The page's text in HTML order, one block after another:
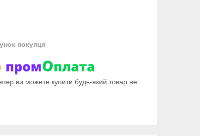
покупця
ви можете купити будь-який товар не